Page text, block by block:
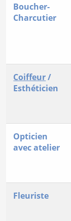
Boucher-
Charcutier
Coiffeur/
Esthéticien
Opticien
avec atelier
Fleuriste